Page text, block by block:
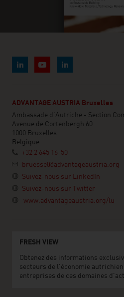
ADVANTAGE AUSTRIA Bruxelles
Ambassade d'Autriche - Section
Avenue de Cortenbergh 60
1000 Bruxelles
Belgique
+32 2 645 16-50
bruessel@advantageaustria.org
Suivez-nous sur LinkedIn
Suivez-nous sur Twitter
www.advantageaustria.org/lu
FRESH VIEW
Obtenez des informations
secteurs de l'économie
entreprises de ces domaines